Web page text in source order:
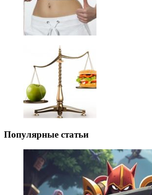
Популярные статьи